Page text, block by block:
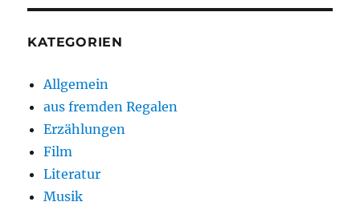
KATEGORIEN
Allgemein
aus fremden Regalen
Erzählungen
Film
Literatur
Musik